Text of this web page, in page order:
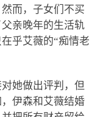
而，子女们不买
亲晚年的生活轨
乎艾薇的“痴情老
她做出评判，但
伊森和艾薇结婚